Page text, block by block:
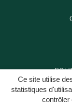
Ce site utilise
statistiques
contrôler